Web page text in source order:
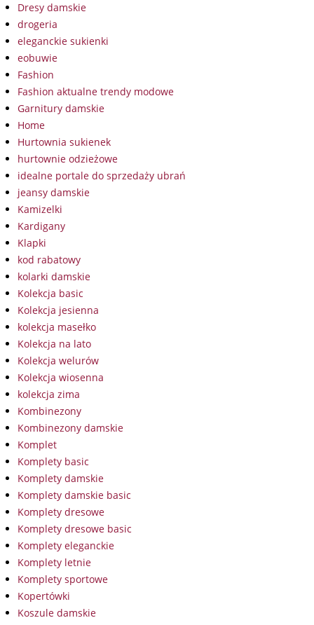
Dresy damskie
drogeria
eleganckie sukienki
eobuwie
Fashion
Fashion aktualne trendy modowe
Garnitury damskie
Home
Hurtownia sukienek
hurtownie odzieżowe
idealne portale do sprzedaży ubrań
jeansy damskie
Kamizelki
Kardigany
Klapki
kod rabatowy
kolarki damskie
Kolekcja basic
Kolekcja jesienna
kolekcja masełko
Kolekcja na lato
Kolekcja welurów
Kolekcja wiosenna
kolekcja zima
Kombinezony
Kombinezony damskie
Komplet
Komplety basic
Komplety damskie
Komplety damskie basic
Komplety dresowe
Komplety dresowe basic
Komplety eleganckie
Komplety letnie
Komplety sportowe
Kopertówki
Koszule damskie